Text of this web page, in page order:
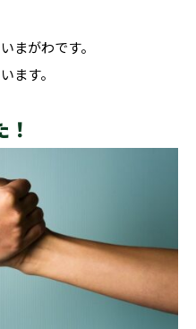
まがわです。
ます。